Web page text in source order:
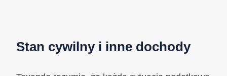
Stan cywilny i inne dochody